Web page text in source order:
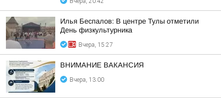
Илья Беспалов: В центре Тулы отметили
День физкультурника
Вчера, 15:27
ВНИМАНИЕ ВАКАНСИЯ
Вчера, 13:00